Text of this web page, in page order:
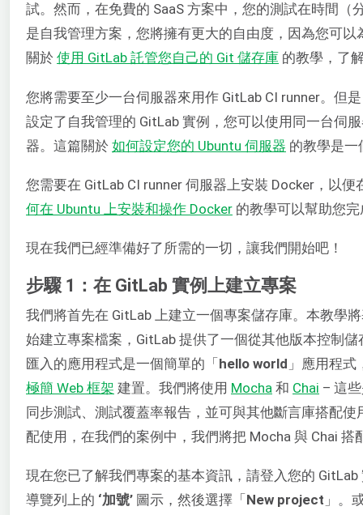
試。然而，在免費的 SaaS 方案中，您的測試在時間
是自我管理方案，您將擁有更大的自由度，因為您可
關於 使用 GitLab 託管您自己的 Git 儲存庫 的教學，了
您將需要至少一台伺服器來用作 GitLab CI runner。但
設定了自我管理的 GitLab 實例，您可以使用同一台伺
器。這篇關於 如何設定您的 Ubuntu 伺服器 的教學是一
您需要在 GitLab CI runner 伺服器上安裝 Docker，以
何在 Ubuntu 上安裝和操作 Docker 的教學可以幫助您
現在我們已經準備好了所需的一切，讓我們開始吧！
步驟 1：在 GitLab 實例上建立專案
我們將首先在 GitLab 上建立一個專案儲存庫。本教學
始建立專案檔案，GitLab 提供了一個從其他版本控制
匯入的應用程式是一個簡單的「hello world 」應用程
極簡 Web 框架 建置。我們將使用 Mocha 和 Chai – 這
同步測試、測試覆蓋率報告，並可與其他斷言庫搭配
配使用，在我們的案例中，我們將把 Mocha 與 Chai 搭
現在您已了解我們專案的基本資訊，請登入您的
導覽列上的 ‘加號’ 圖示，然後選擇「 New project 」。